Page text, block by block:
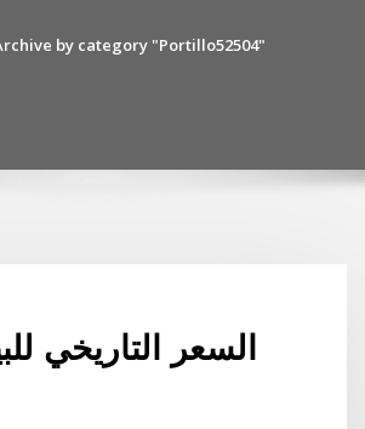
by category "Portillo52504"
السعر التاريخي